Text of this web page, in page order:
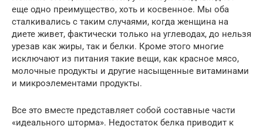
еще одно преимущество, хоть и косвенное. Мы оба
сталкивались с таким случаями, когда женщина на
диете живет, фактически только на углеводах, до нельзя
урезав как жиры, так и белки. Кроме этого многие
исключают из питания такие вещи, как красное мясо,
молочные продукты и другие насыщенные витаминами
и микроэлементами продукты.
Все это вместе представляет собой составные части
«идеального шторма». Недостаток белка приводит к